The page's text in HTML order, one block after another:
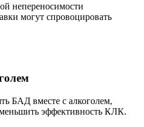
непереносимости
могут спровоцировать
БАД вместе с алкоголем,
эффективность КЛК.